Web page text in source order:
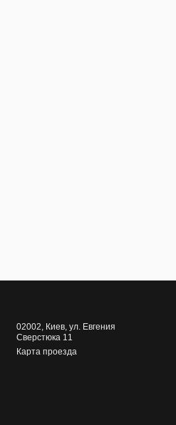
02002, Киев, ул. Евгения
Сверстюка 11
Карта проезда